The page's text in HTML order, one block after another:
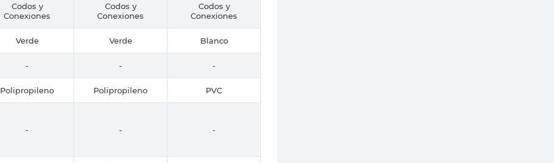
Codos y
Conexiones
Codos y
Conexiones
Codos y
Conexiones
Verde Verde Blanco
- - -
Polipropileno Polipropileno PVC
- - -